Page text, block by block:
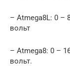
– Atmega8L: 0 –
вольт
– Atmega8: 0 –
вольт.